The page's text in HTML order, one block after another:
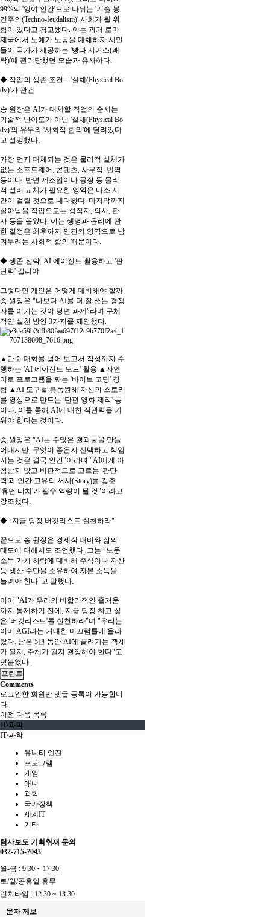
99%의 '잉여 인간'으로 나뉘는 '기술 봉
건주의(Techno-feudalism)' 사회가 될 위
험이 있다고 경고했다. 이는 과거 로마
제국에서 노예가 노동을 대체하자 시민
들이 국가가 제공하는 '빵과 서커스(쾌
락)'에 관리당했던 모습과 유사하다.
◆ 직업의 생존 조건... '실체(Physical Bo
dy)'가 관건
송 원장은 AI가 대체할 직업의 순서는
기술적 난이도가 아닌 '실체(Physical Bo
dy)'의 유무와 '사회적 합의'에 달려있다
고 설명했다.
가장 먼저 대체되는 것은 물리적 실체가
없는 소프트웨어, 콘텐츠, 사무직, 번역
등이다. 반면 제조업이나 공장 등 물리
적 설비 교체가 필요한 영역은 다소 시
간이 걸릴 것으로 내다봤다. 마지막까지
살아남을 직업으로는 성직자, 의사, 판
사 등을 꼽았다. 이는 생명과 윤리에 관
한 결정은 최후까지 인간의 영역으로 남
겨두려는 사회적 합의 때문이다.
◆ 생존 전략: AI 에이전트 활용하고 '판
단력' 길러야
그렇다면 개인은 어떻게 대비해야 할까.
송 원장은 "나보다 AI를 더 잘 쓰는 경쟁
자를 이기는 것이 당면 과제"라며 구체
적인 실천 방안 3가지를 제안했다.
▲단순 대화를 넘어 보고서 작성까지 수
행하는 'AI 에이전트 모드' 활용 ▲자연
어로 프로그램을 짜는 '바이브 코딩' 경
험 ▲AI 도구를 총동원해 자신의 스토리
를 영상으로 만드는 '단편 영화 제작' 등
이다. 이를 통해 AI에 대한 직관력을 키
워야 한다는 것이다.
송 원장은 "AI는 수많은 결과물을 만들
어내지만, 무엇이 좋은지 선택하고 책임
지는 것은 결국 인간"이라며 "AI에게 아
첨받지 않고 비판적으로 고르는 '판단
력'과 인간 고유의 서사(Story)를 갖춘
'휴먼 터치'가 필수 역량이 될 것"이라고
강조했다.
◆ "지금 당장 버킷리스트 실천하라"
끝으로 송 원장은 경제적 대비와 삶의
태도에 대해서도 조언했다. 그는 "노동
소득 가치 하락에 대비해 주식이나 자산
등 생산 수단을 소유하여 자본 소득을
늘려야 한다"고 말했다.
이어 "AI가 우리의 비합리적인 즐거움
까지 통제하기 전에, 지금 당장 하고 싶
은 '버킷리스트'를 실천하라"며 "우리는
이미 AGI라는 거대한 미끄럼틀에 올라
탔다. 남은 5년 동안 AI에 끌려가는 객체
가 될지, 주체가 될지 결정해야 한다"고
덧붙였다.
프린트
Comments
로그인한 회원만 댓글 등록이 가능합니
다.
이전 다음 목록
IT/과학
IT/과학
유니티 엔진
프로그램
게임
애니
과학
국가정책
세계IT
기타
탐사보도 기획취재 문의
032-715-7043
월-금 : 9:30 ~ 17:30
토/일/공휴일 휴무
런치타임 : 12:30 ~ 13:30
문자 제보